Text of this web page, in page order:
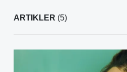
ARTIKLER (5)